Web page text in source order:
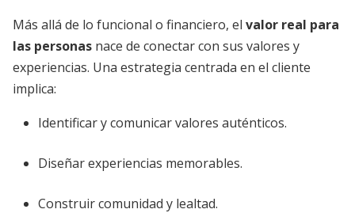
Más allá de lo funcional o financiero, el valor real para
las personas nace de conectar con sus valores y
experiencias. Una estrategia centrada en el cliente
implica:
Identificar y comunicar valores auténticos.
Diseñar experiencias memorables.
Construir comunidad y lealtad.